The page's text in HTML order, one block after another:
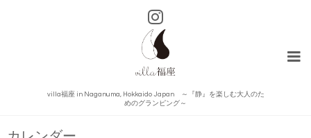
villa福座 in Naganuma, Hokkaido Japan ～『静』を楽しむ大人のた
めのグランピング～